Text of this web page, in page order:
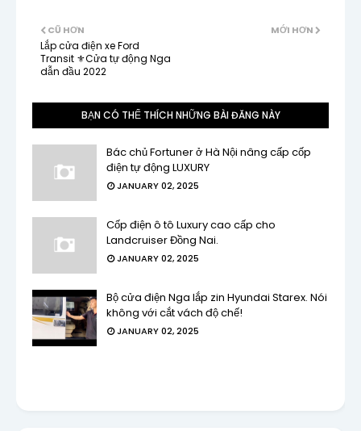
MỚI HƠN
CŨ HƠN
Lắp cửa điện xe Ford
Transit ⚜Cửa tự động Nga
dẫn đầu 2022
BẠN CÓ THỂ THÍCH NHỮNG BÀI ĐĂNG NÀY
Bác chủ Fortuner ở Hà Nội nâng cấp cốp
điện tự động LUXURY
JANUARY 02, 2025
Cốp điện ô tô Luxury cao cấp cho
Landcruiser Đồng Nai.
JANUARY 02, 2025
Bộ cửa điện Nga lắp zin Hyundai Starex. Nói
không với cắt vách độ chế!
JANUARY 02, 2025